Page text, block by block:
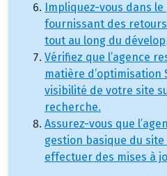
Impliquez-vous dans
fournissant des retours
tout au long du
Vérifiez que l’agence
matière d’optimisation
visibilité de votre site
recherche.
Assurez-vous que
gestion basique du
effectuer des mises à